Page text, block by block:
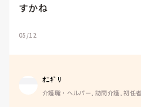
すかね
05/12
ｵﾆｷﾞﾘ
介護職・ヘルパー, 訪問介護, 初任